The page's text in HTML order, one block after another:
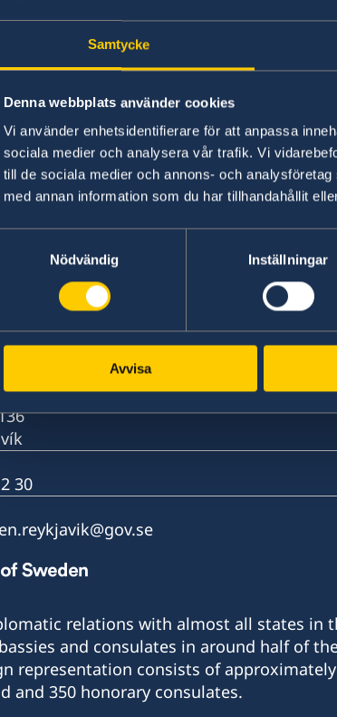
Samtycke
Denna webbplats använder cookies
Vi använder enhetsidentifierare för att anpassa
sociala medier och analysera vår trafik. Vi
till de sociala medier och annons- och
med annan information som du har tillhandahållit
Nödvändig
Inställningar
Avvisa
Afhending
maí), vika
30
relations with almost all states in
and consulates in around half of
representation consists of
and 350 honorary consulates.